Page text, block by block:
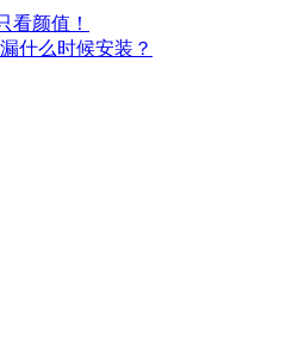
看颜值！
什么时候安装？